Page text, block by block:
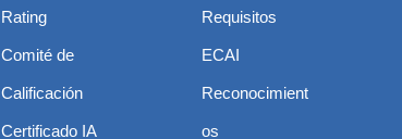
Rating
Comité de
Calificación
Certificado IA
Requisitos
ECAI
Reconocimient
os